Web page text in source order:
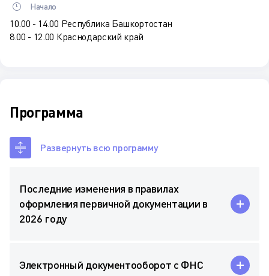
Начало
10.00 - 14.00 Республика Башкортостан
8.00 - 12.00 Краснодарский край
Программа
Развернуть всю программу
Последние изменения в правилах
оформления первичной документации в
2026 году
Электронный документооборот с ФНС